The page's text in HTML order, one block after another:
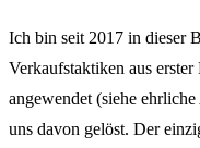
Ich bin seit 2017 in dieser
Verkaufstaktiken aus
angewendet (siehe
uns davon gelöst. Der